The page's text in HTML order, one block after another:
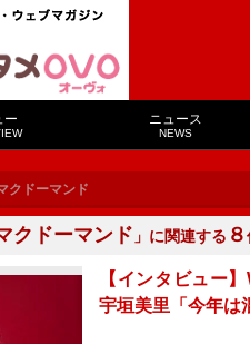
ー ニュース
NEWS
クドーマンド
クドーマンド 」に関連する ８
【インタビュー
宇垣美里「今年は